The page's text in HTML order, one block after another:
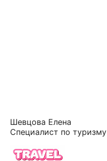
Шевцова Елена
Специалист по туризму